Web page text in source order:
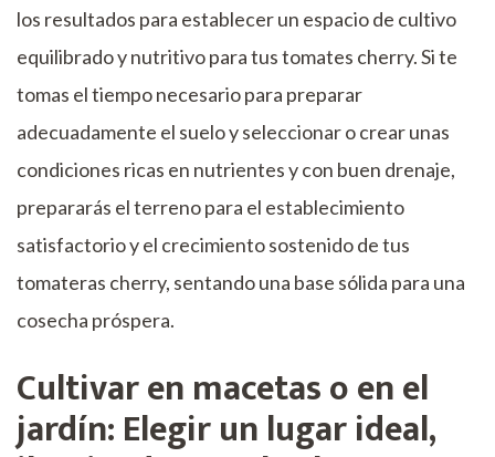
los resultados para establecer un espacio de cultivo
equilibrado y nutritivo para tus tomates cherry. Si te
tomas el tiempo necesario para preparar
adecuadamente el suelo y seleccionar o crear unas
condiciones ricas en nutrientes y con buen drenaje,
prepararás el terreno para el establecimiento
satisfactorio y el crecimiento sostenido de tus
tomateras cherry, sentando una base sólida para una
cosecha próspera.
Cultivar en macetas o en el
jardín: Elegir un lugar ideal,